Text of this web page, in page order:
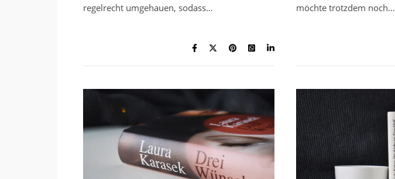
regelrecht umgehauen, sodass…
möchte trotzdem noch…